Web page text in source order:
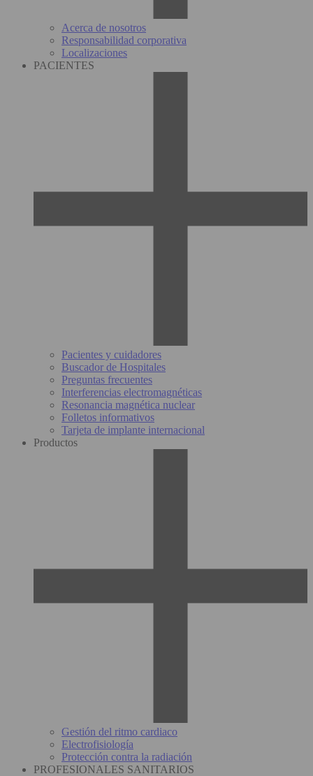
Acerca de nosotros
Responsabilidad corporativa
Localizaciones
PACIENTES
Pacientes y cuidadores
Buscador de Hospitales
Preguntas frecuentes
Interferencias electromagnéticas
Resonancia magnética nuclear
Folletos informativos
Tarjeta de implante internacional
Productos
Gestión del ritmo cardiaco
Electrofisiología
Protección contra la radiación
PROFESIONALES SANITARIOS